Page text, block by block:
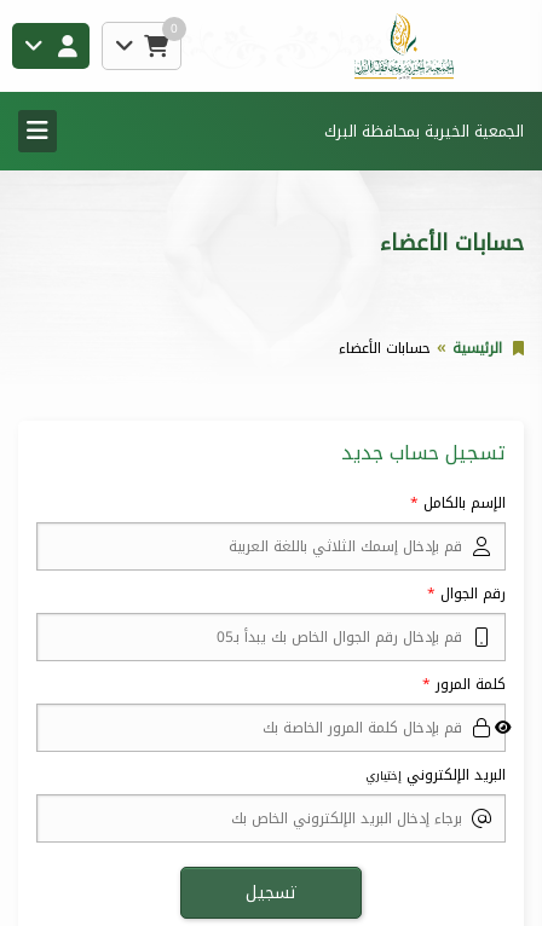
0
الجمعية الخيرية بمحافظة البرك
حسابات الأعضاء
الرئيسية حسابات الأعضاء
تسجيل حساب جديد
الإسم بالكامل
رقم الجوال
كلمة المرور
البريد الإلكتروني إختياري